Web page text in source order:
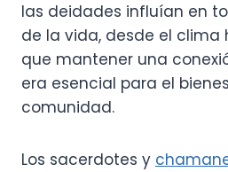
las deidades influían en
de la vida, desde el clima
que mantener una
era esencial para el
comunidad.
Los sacerdotes y